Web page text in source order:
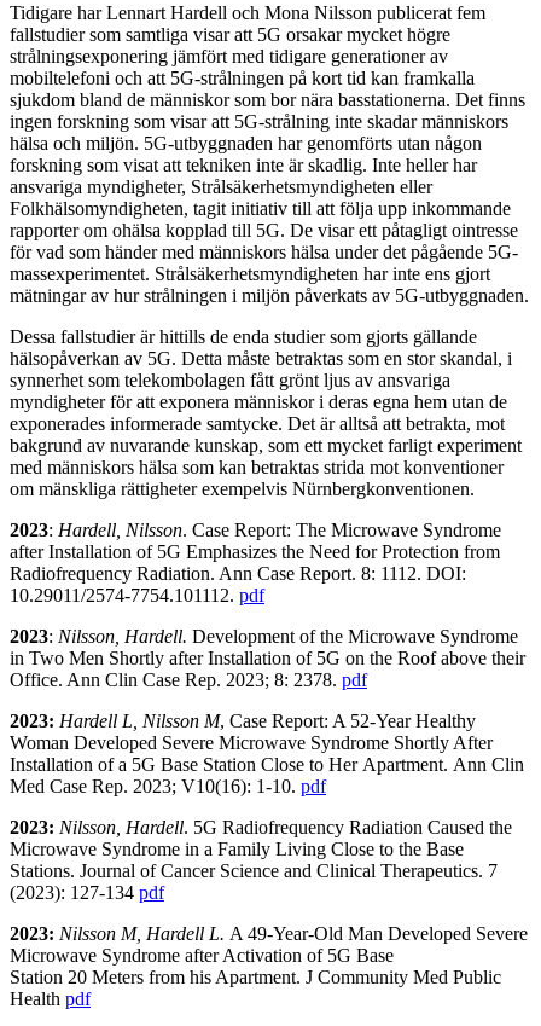
Tidigare har Lennart Hardell och Mona Nilsson publicerat fem
fallstudier som samtliga visar att 5G orsakar mycket högre
strålningsexponering jämfört med tidigare generationer av
mobiltelefoni och att 5G-strålningen på kort tid kan framkalla
sjukdom bland de människor som bor nära basstationerna. Det finns
ingen forskning som visar att 5G-strålning inte skadar människors
hälsa och miljön. 5G-utbyggnaden har genomförts utan någon
forskning som visat att tekniken inte är skadlig. Inte heller har
ansvariga myndigheter, Strålsäkerhetsmyndigheten eller
Folkhälsomyndigheten, tagit initiativ till att följa upp inkommande
rapporter om ohälsa kopplad till 5G. De visar ett påtagligt ointresse
för vad som händer med människors hälsa under det pågående 5G-
massexperimentet. Strålsäkerhetsmyndigheten har inte ens gjort
mätningar av hur strålningen i miljön påverkats av 5G-utbyggnaden.
Dessa fallstudier är hittills de enda studier som gjorts gällande
hälsopåverkan av 5G. Detta måste betraktas som en stor skandal, i
synnerhet som telekombolagen fått grönt ljus av ansvariga
myndigheter för att exponera människor i deras egna hem utan de
exponerades informerade samtycke. Det är alltså att betrakta, mot
bakgrund av nuvarande kunskap, som ett mycket farligt experiment
med människors hälsa som kan betraktas strida mot konventioner
om mänskliga rättigheter exempelvis Nürnbergkonventionen.
2023: Hardell, Nilsson. Case Report: The Microwave Syndrome
afterInstallation of 5G Emphasizes the Need forProtection from
Radiofrequency Radiation. Ann Case Report. 8: 1112. DOI:
10.29011/2574-7754.101112. pdf
2023: Nilsson, Hardell. Development of the Microwave Syndrome
in Two Men Shortly after Installation of 5G on the Roof above their
Office. Ann Clin Case Rep. 2023; 8: 2378. pdf
2023: Hardell L, Nilsson M, Case Report: A 52-Year Healthy
Woman Developed Severe Microwave Syndrome Shortly After
Installation of a 5G Base Station Close to Her Apartment. Ann Clin
Med Case Rep. 2023; V10(16): 1-10. pdf
2023: Nilsson, Hardell. 5G Radiofrequency Radiation Caused the
Microwave Syndrome in a Family Living Close to the Base
Stations. Journal of Cancer Science and Clinical Therapeutics. 7
(2023): 127-134 pdf
2023: Nilsson M, Hardell L. A 49-Year-Old Man Developed Severe
Microwave Syndrome after Activation of 5G Base
Station 20 Meters from his Apartment. J Community Med Public
Health pdf